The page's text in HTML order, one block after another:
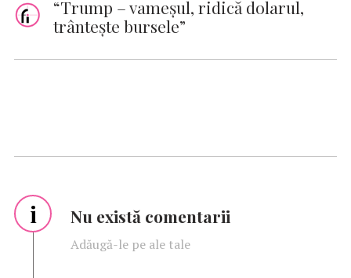
“Trump – vameșul, ridică dolarul,
trântește bursele”
i Nu există comentarii
Adăugă-le pe ale tale